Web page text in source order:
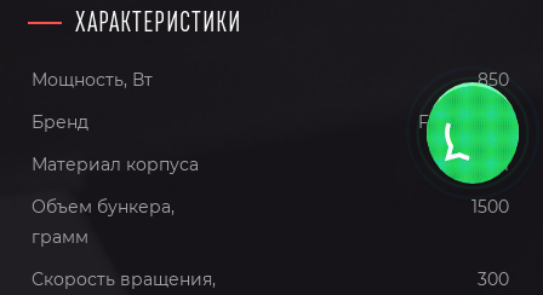
ХАРАКТЕРИСТИКИ
Мощность, Вт
850
Бренд
Fiorenzato
Материал корпуса
Металл
Объем бункера,
грамм
1500
Скорость вращения,
300